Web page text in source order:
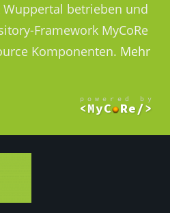
betrieben und
Framework MyCoRe
Komponenten. Mehr